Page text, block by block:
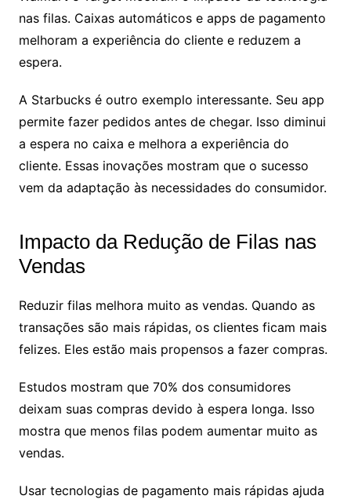
nas filas. Caixas automáticos e apps de pagamento
melhoram a experiência do cliente e reduzem a
espera.
A Starbucks é outro exemplo interessante. Seu app
permite fazer pedidos antes de chegar. Isso diminui
a espera no caixa e melhora a experiência do
cliente. Essas inovações mostram que o sucesso
vem da adaptação às necessidades do consumidor.
Impacto da Redução de Filas nas
Vendas
Reduzir filas melhora muito as vendas. Quando as
transações são mais rápidas, os clientes ficam mais
felizes. Eles estão mais propensos a fazer compras.
Estudos mostram que 70% dos consumidores
deixam suas compras devido à espera longa. Isso
mostra que menos filas podem aumentar muito as
vendas.
Usar tecnologias de pagamento mais rápidas ajuda